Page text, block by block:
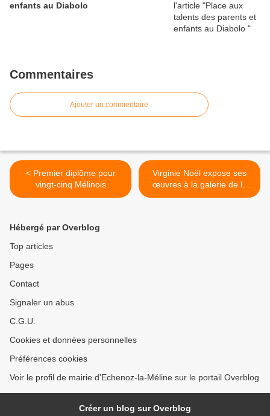
enfants au Diabolo
Commentaires
Ajouter un commentaire
< Premier diplôme pour
vingt-cinq Mélinois
Virginie Noël expose ses
œuvres à la galerie de la
maison commune >
Hébergé par Overblog
Top articles
Pages
Contact
Signaler un abus
C.G.U.
Cookies et données personnelles
Préférences cookies
Voir le profil de mairie d'Echenoz-la-Méline sur le portail Overblog
Créer un blog sur Overblog